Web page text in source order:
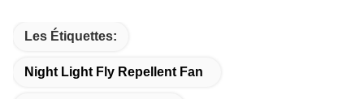
Les Étiquettes:
Night Light Fly Repellent Fan